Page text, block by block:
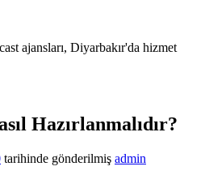
ajansları, Diyarbakır'da hizmet
Hazırlanmalıdır?
tarihinde gönderilmiş admin